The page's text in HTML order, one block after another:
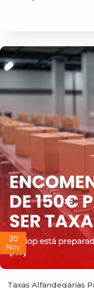
20
Nov
Taxas Alfandegárias